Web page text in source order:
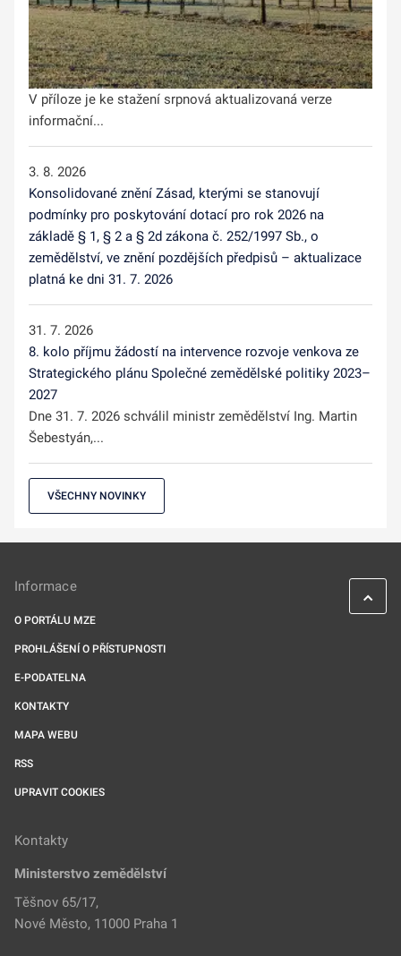
V příloze je ke stažení srpnová aktualizovaná verze
informační...
3. 8. 2026
Konsolidované znění Zásad, kterými se stanovují
podmínky pro poskytování dotací pro rok 2026 na
základě § 1, § 2 a § 2d zákona č. 252/1997 Sb., o
zemědělství, ve znění pozdějších předpisů – aktualizace
platná ke dni 31. 7. 2026
31. 7. 2026
8. kolo příjmu žádostí na intervence rozvoje venkova ze
Strategického plánu Společné zemědělské politiky 2023–
2027
Dne 31. 7. 2026 schválil ministr zemědělství Ing. Martin
Šebestyán,...
VŠECHNY NOVINKY
Informace
O PORTÁLU MZE
PROHLÁŠENÍ O PŘÍSTUPNOSTI
E-PODATELNA
KONTAKTY
MAPA WEBU
RSS
UPRAVIT COOKIES
Kontakty
Ministerstvo zemědělství
Těšnov 65/17,
Nové Město, 11000 Praha 1